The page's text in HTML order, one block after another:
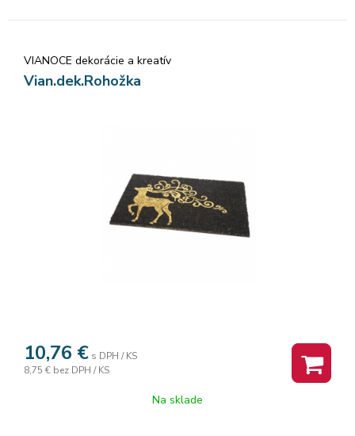
VIANOCE dekorácie a kreatív
Vian.dek.Rohožka
10,76 € s DPH / KS
8,75 € bez DPH / KS
Na sklade